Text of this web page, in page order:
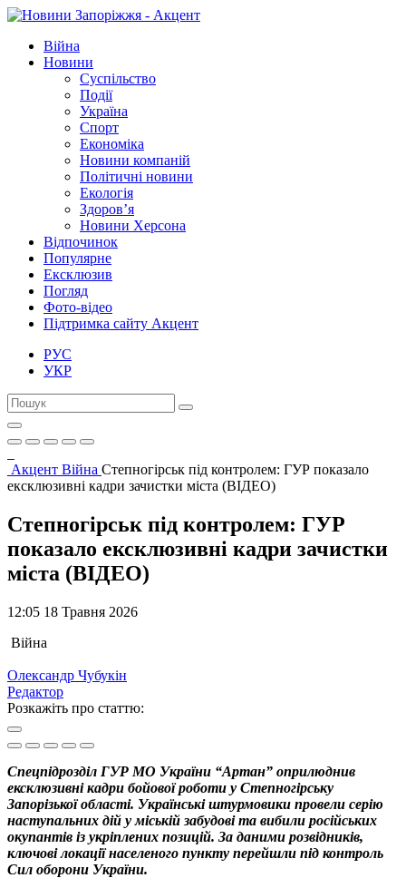
Війна
Новини
Суспільство
Події
Україна
Спорт
Економіка
Новини компаній
Політичні новини
Екологія
Здоров’я
Новини Херсона
Відпочинок
Популярне
Ексклюзив
Погляд
Фото-відео
Підтримка сайту Акцент
РУС
УКР
Акцент Війна Степногірськ під контролем: ГУР показало
ексклюзивні кадри зачистки міста (ВІДЕО)
Степногірськ під контролем: ГУР
показало ексклюзивні кадри зачистки
міста (ВІДЕО)
12:05 18 Травня 2026
Війна
Олександр Чубукін
Редактор
Розкажіть про статтю:
Спецпідрозділ ГУР МО України “Артан” оприлюднив
ексклюзивні кадри бойової роботи у Степногірську
Запорізької області. Українські штурмовики провели серію
наступальних дій у міській забудові та вибили російських
окупантів із укріплених позицій. За даними розвідників,
ключові локації населеного пункту перейшли під контроль
Сил оборони України.